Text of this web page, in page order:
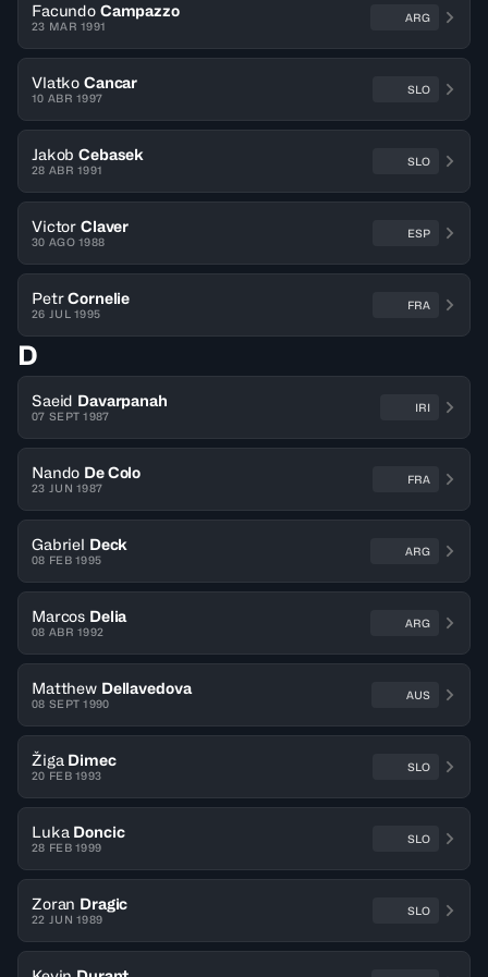
Facundo Campazzo
23 MAR 1991
ARG
Vlatko Cancar
10 ABR 1997
SLO
Jakob Cebasek
28 ABR 1991
SLO
Victor Claver
30 AGO 1988
ESP
Petr Cornelie
26 JUL 1995
FRA
D
Saeid Davarpanah
07 SEPT 1987
IRI
Nando De Colo
23 JUN 1987
FRA
Gabriel Deck
08 FEB 1995
ARG
Marcos Delia
08 ABR 1992
ARG
Matthew Dellavedova
08 SEPT 1990
AUS
Žiga Dimec
20 FEB 1993
SLO
Luka Doncic
28 FEB 1999
SLO
Zoran Dragic
22 JUN 1989
SLO